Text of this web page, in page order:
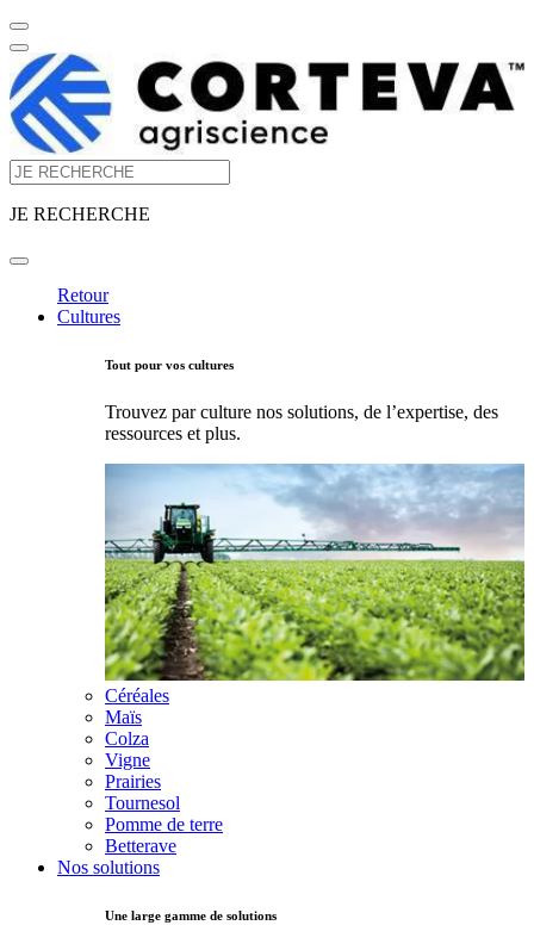
JE RECHERCHE
Retour
Cultures
Tout pour vos cultures
Trouvez par culture nos solutions, de l’expertise, des
ressources et plus.
Céréales
Maïs
Colza
Vigne
Prairies
Tournesol
Pomme de terre
Betterave
Nos solutions
Une large gamme de solutions